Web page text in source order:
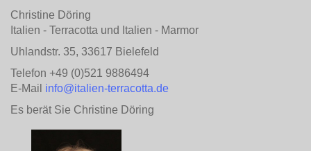
Christine Döring
Italien - Terracotta und Italien - Marmor
Uhlandstr. 35, 33617 Bielefeld
Telefon +49 (0)521 9886494
E-Mail info@italien-terracotta.de
Es berät Sie Christine Döring